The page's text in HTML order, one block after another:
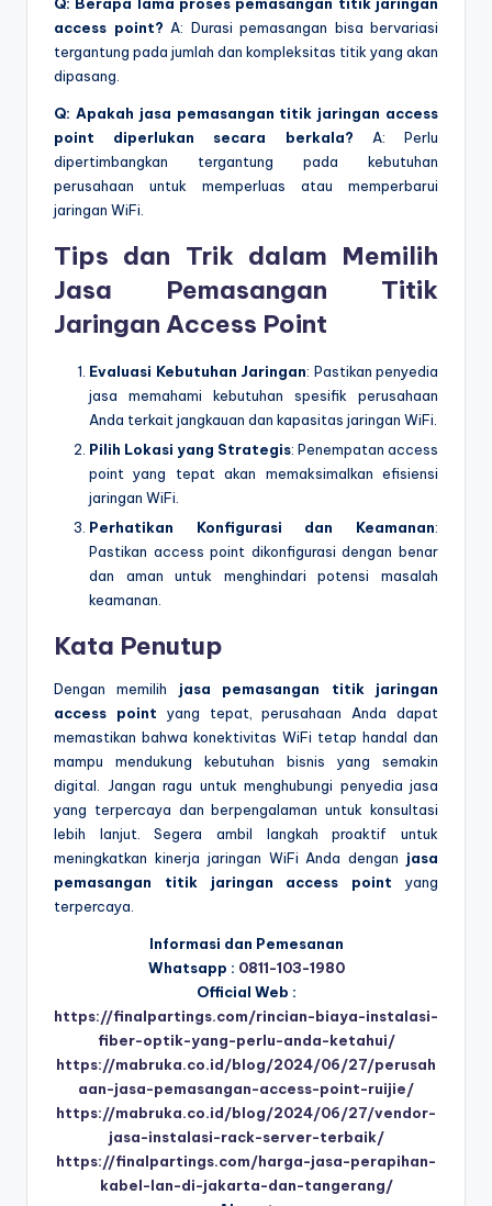
access point? A: Durasi pemasangan bisa bervariasi
tergantung pada jumlah dan kompleksitas titik yang akan
dipasang.
Q: Apakah jasa pemasangan titik jaringan access
point diperlukan secara berkala? A: Perlu
dipertimbangkan tergantung pada kebutuhan
perusahaan untuk memperluas atau memperbarui
jaringan WiFi.
Tips dan Trik dalam Memilih
Jasa Pemasangan Titik
Jaringan Access Point
Evaluasi Kebutuhan Jaringan: Pastikan penyedia
jasa memahami kebutuhan spesifik perusahaan
Anda terkait jangkauan dan kapasitas jaringan WiFi.
Pilih Lokasi yang Strategis: Penempatan access
point yang tepat akan memaksimalkan efisiensi
jaringan WiFi.
Perhatikan Konfigurasi dan Keamanan:
Pastikan access point dikonfigurasi dengan benar
dan aman untuk menghindari potensi masalah
keamanan.
Kata Penutup
Dengan memilih jasa pemasangan titik jaringan
access point yang tepat, perusahaan Anda dapat
memastikan bahwa konektivitas WiFi tetap handal dan
mampu mendukung kebutuhan bisnis yang semakin
digital. Jangan ragu untuk menghubungi penyedia jasa
yang terpercaya dan berpengalaman untuk konsultasi
lebih lanjut. Segera ambil langkah proaktif untuk
meningkatkan kinerja jaringan WiFi Anda dengan jasa
pemasangan titik jaringan access point yang
terpercaya.
Informasi dan Pemesanan
Whatsapp : 0811-103-1980
Official Web :
https://finalpartings.com/rincian-biaya-instalasi-
fiber-optik-yang-perlu-anda-ketahui/
https://mabruka.co.id/blog/2024/06/27/perusah
aan-jasa-pemasangan-access-point-ruijie/
https://mabruka.co.id/blog/2024/06/27/vendor-
jasa-instalasi-rack-server-terbaik/
https://finalpartings.com/harga-jasa-perapihan-
kabel-lan-di-jakarta-dan-tangerang/